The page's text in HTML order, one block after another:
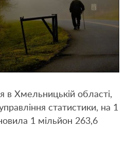
в Хмельницькій області,
статистики, на 1
1 мільйон 263,6